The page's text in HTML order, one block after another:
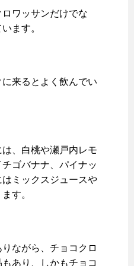
ワッサンだけでな
ます。
来るとよく飲んでい
、白桃や瀬戸内レモ
ゴバナナ、パイナッ
ミックスジュースや
す。
ながら、チョコクロ
あり、しかもチョコ